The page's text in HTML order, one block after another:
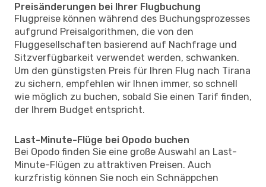
Preisänderungen bei Ihrer Flugbuchung
Flugpreise können während des Buchungsprozesses
aufgrund Preisalgorithmen, die von den
Fluggesellschaften basierend auf Nachfrage und
Sitzverfügbarkeit verwendet werden, schwanken.
Um den günstigsten Preis für Ihren Flug nach Tirana
zu sichern, empfehlen wir Ihnen immer, so schnell
wie möglich zu buchen, sobald Sie einen Tarif finden,
der Ihrem Budget entspricht.
Last-Minute-Flüge bei Opodo buchen
Bei Opodo finden Sie eine große Auswahl an Last-
Minute-Flügen zu attraktiven Preisen. Auch
kurzfristig können Sie noch ein Schnäppchen